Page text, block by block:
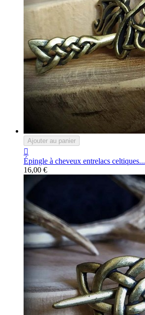
Ajouter au panier

Épingle à cheveux entrelacs celtiques...
16,00 €